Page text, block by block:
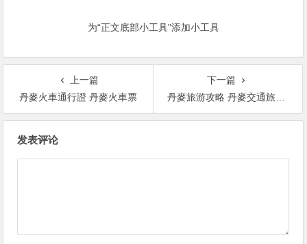
为“正文底部小工具”添加小工具
上一篇
丹麥火車通行證 丹麥火車票
下一篇
丹麥旅游攻略 丹麥交通旅游攻略
发表评论